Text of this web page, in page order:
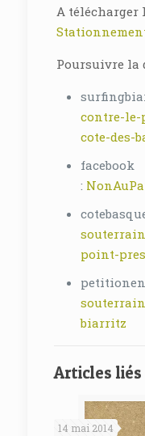
A télécharger
Poursuivre la
contre-
cote-des-
facebook
:
point-
biarritz
Articles liés
14 mai 2014